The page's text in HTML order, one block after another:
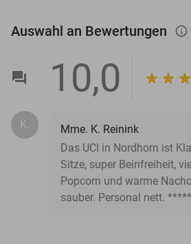
Auswahl an Bewertungen
10,0
K.
Mme. K. Reinink
Das UCI in Nordhorn ist
Sitze, super Beinfreiheit,
Popcorn und warme
sauber. Personal nett. *****